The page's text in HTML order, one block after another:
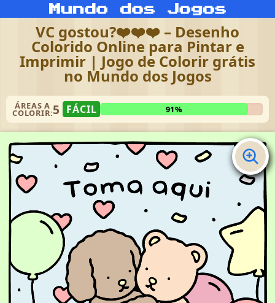
VC gostou?❤️❤️❤️ – Desenho
Colorido Online para Pintar e
Imprimir | Jogo de Colorir grátis
no Mundo dos Jogos
ÁREAS A
COLORIR:5 FÁCIL 91%